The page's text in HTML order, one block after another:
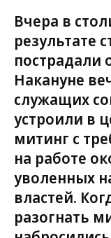
Вчера в
результате
пострадали
Накануне
служащих
устроили в
митинг с
на работе
уволенных
властей.
разогнать